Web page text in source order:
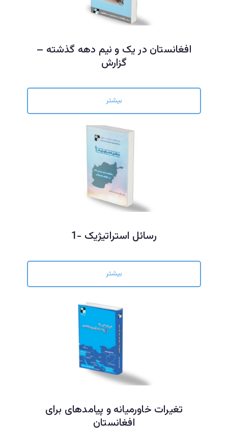
افغانستان در یک و نیم دهه گذشته –
گزارش
بیشتر
رسائل استراتیژیک -1
بیشتر
تغیرات خاورمیانه و پیامدهای برای
افغانستان